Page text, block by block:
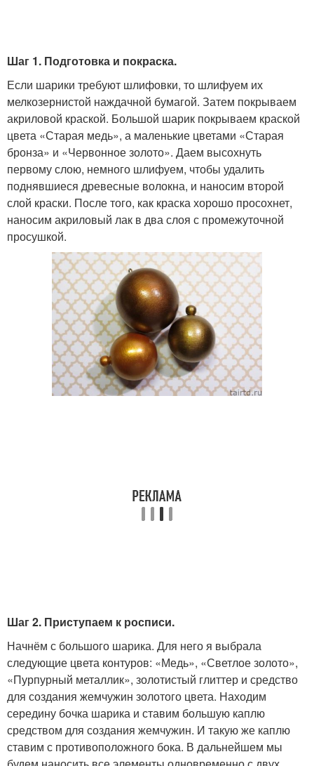
Шаг 1. Подготовка и покраска.
Если шарики требуют шлифовки, то шлифуем их
мелкозернистой наждачной бумагой. Затем покрываем
акриловой краской. Большой шарик покрываем краской
цвета «Старая медь», а маленькие цветами «Старая
бронза» и «Червонное золото». Даем высохнуть
первому слою, немного шлифуем, чтобы удалить
поднявшиеся древесные волокна, и наносим второй
слой краски. После того, как краска хорошо просохнет,
наносим акриловый лак в два слоя с промежуточной
просушкой.
Шаг 2. Приступаем к росписи.
Начнём с большого шарика. Для него я выбрала
следующие цвета контуров: «Медь», «Светлое золото»,
«Пурпурный металлик», золотистый глиттер и средство
для создания жемчужин золотого цвета. Находим
середину бочка шарика и ставим большую каплю
средством для создания жемчужин. И такую же каплю
ставим с противоположного бока. В дальнейшем мы